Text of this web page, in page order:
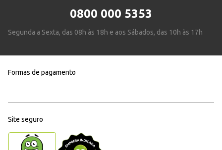
0800 000 5353
Segunda a Sexta, das 08h às 18h e aos Sábados, das 10h às 17h
Formas de pagamento
Site seguro